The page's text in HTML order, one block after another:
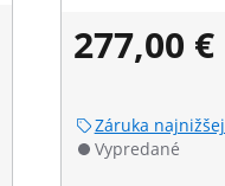
277,00 €
Záruka
Vypredané